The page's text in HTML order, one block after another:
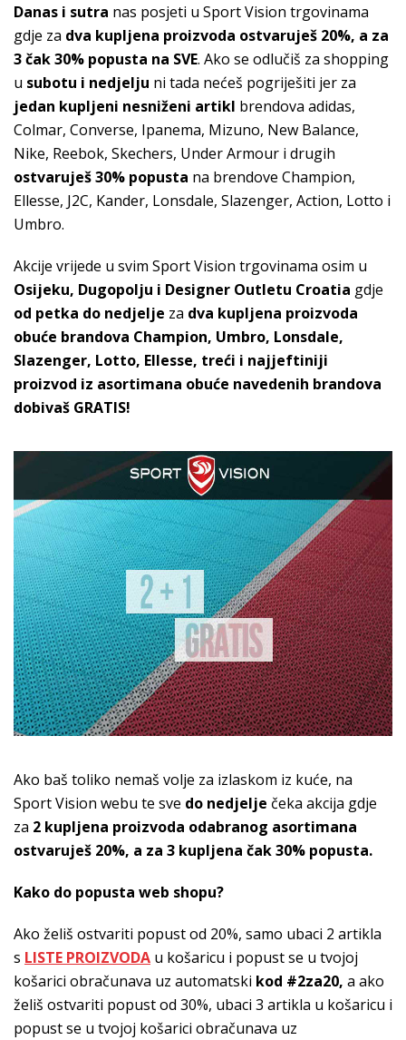
Danas i sutra nas posjeti u Sport Vision trgovinama
gdje za dva kupljena proizvoda ostvaruješ 20%, a za
3 čak 30% popusta na SVE. Ako se odlučiš za shopping
u subotu i nedjelju ni tada nećeš pogriješiti jer za
jedan kupljeni nesniženi artikl brendova adidas,
Colmar, Converse, Ipanema, Mizuno, New Balance,
Nike, Reebok, Skechers, Under Armour i drugih
ostvaruješ 30% popusta na brendove Champion,
Ellesse, J2C, Kander, Lonsdale, Slazenger, Action, Lotto i
Umbro.
Akcije vrijede u svim Sport Vision trgovinama osim u
Osijeku, Dugopolju i Designer Outletu Croatia gdje
od petka do nedjelje za dva kupljena proizvoda
obuće brandova Champion, Umbro, Lonsdale,
Slazenger, Lotto, Ellesse, treći i najjeftiniji
proizvod iz asortimana obuće navedenih brandova
dobivaš GRATIS!
Ako baš toliko nemaš volje za izlaskom iz kuće, na
Sport Vision webu te sve do nedjelje čeka akcija gdje
za 2 kupljena proizvoda odabranog asortimana
ostvaruješ 20%, a za 3 kupljena čak 30% popusta.
Kako do popusta web shopu?
Ako želiš ostvariti popust od 20%, samo ubaci 2 artikla
s LISTE PROIZVODA u košaricu i popust se u tvojoj
košarici obračunava uz automatski kod #2za20, a ako
želiš ostvariti popust od 30%, ubaci 3 artikla u košaricu i
popust se u tvojoj košarici obračunava uz